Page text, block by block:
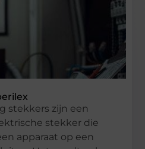
stekkers zijn een
stekker die
​​apparaat op een